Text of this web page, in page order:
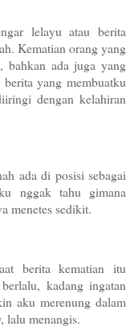
lelayu atau berita
Kematian orang yang
bahkan ada juga yang
yang membuatku
dengan kelahiran
ada di posisi sebagai
nggak tahu gimana
menetes sedikit.
berita kematian itu
kadang ingatan
aku merenung dalam
lalu menangis.